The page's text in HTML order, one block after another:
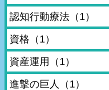
認知行動療法（1）
資格 （1）
資産運用 （1）
進撃の巨人 （1）